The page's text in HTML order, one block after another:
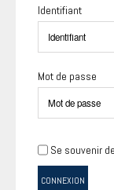
Identifiant
Mot de passe
Se souvenir
CONNEXION